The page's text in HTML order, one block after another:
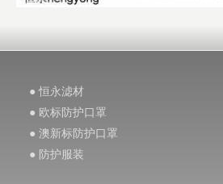
● 恒永滤材
● 欧标防护口罩
● 澳新标防护口罩
● 防护服装